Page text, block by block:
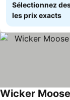
Sélectionnez
les prix exacts